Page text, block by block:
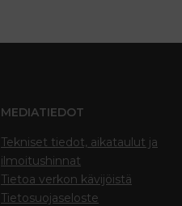
MEDIATIEDOT
Tekniset tiedot, aikataulut ja
ilmoitushinnat
Tietoa verkon kävijöistä
Tietosuojaseloste